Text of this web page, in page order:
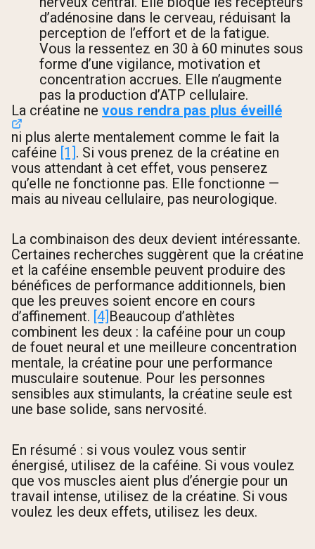
d’adénosine dans le cerveau, réduisant la
perception de l’effort et de la fatigue.
Vous la ressentez en 30 à 60 minutes sous
forme d’une vigilance, motivation et
concentration accrues. Elle n’augmente
pas la production d’ATP cellulaire.
La créatine ne vous rendra pas plus éveillé
ni plus alerte mentalement comme le fait la
caféine [1]. Si vous prenez de la créatine en
vous attendant à cet effet, vous penserez
qu’elle ne fonctionne pas. Elle fonctionne —
mais au niveau cellulaire, pas neurologique.
La combinaison des deux devient intéressante.
Certaines recherches suggèrent que la créatine
et la caféine ensemble peuvent produire des
bénéfices de performance additionnels, bien
que les preuves soient encore en cours
d’affinement. [4] Beaucoup d’athlètes
combinent les deux : la caféine pour un coup
de fouet neural et une meilleure concentration
mentale, la créatine pour une performance
musculaire soutenue. Pour les personnes
sensibles aux stimulants, la créatine seule est
une base solide, sans nervosité.
En résumé : si vous voulez vous sentir
énergisé, utilisez de la caféine. Si vous voulez
que vos muscles aient plus d’énergie pour un
travail intense, utilisez de la créatine. Si vous
voulez les deux effets, utilisez les deux.